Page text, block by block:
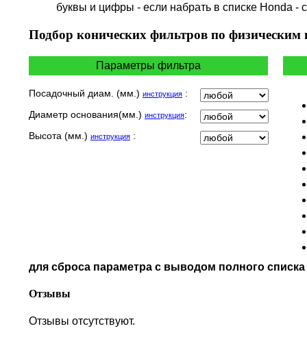
HUSQVARNA
HYOSUNG / KR MOTORS
INDIAN
KEEWAY
KYMCO
MBK
MOTO GUZZI
TVS
буквы и цифры - если набрать в списке Honda -
Подбор конических фильтров по физическим
Параметры фильтра
Посадочный диам. (мм.) инструкция :
Диаметр основания(мм.) инструкция:
Высота (мм.) инструкция :
для сброса параметра с выводом полного
Отзывы
Отзывы отсутствуют.